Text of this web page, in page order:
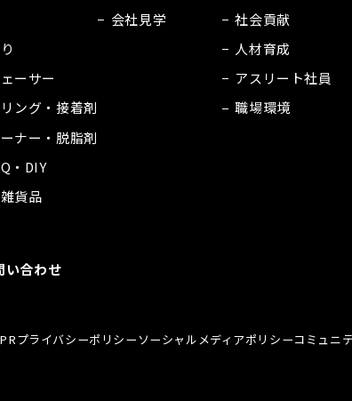
ーサー
ング・接着剤
ナー・脱脂剤
・DIY
貨品
会社見学
社会貢献
人材育成
アスリート社員
職場環境
い合わせ
プライバシーポリシーソーシャルメディアポリシーコミュニ